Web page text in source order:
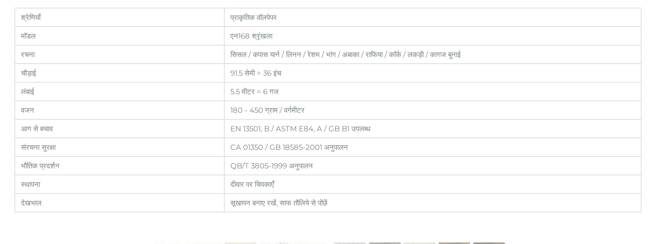
श्रेणियाँ
प्राकृतिक वॉलपेपर
मॉडल
एन168 श्रृंखला
रचना
सिसल / कपास यार्न / लिनन / रेशम / भांग / अबाका / राफिया / कॉर्क / लकड़ी / कागज बुनाई
चौड़ाई
91.5 सेमी = 36 इंच
लंबाई
5.5 मीटर = 6 गज
वजन
180 - 450 ग्राम / वर्गमीटर
आग से बचाव
EN 13501, B / ASTM E84, A / GB B1 उपलब्ध
संरचना सुरक्षा
CA 01350 / GB 18585-2001 अनुपालन
भौतिक प्रदर्शन
QB/T 3805-1999 अनुपालन
स्थापना
दीवार पर चिपकाएँ
देखभाल
सूखापन बनाए रखें, साफ तौलिये से पोंछें